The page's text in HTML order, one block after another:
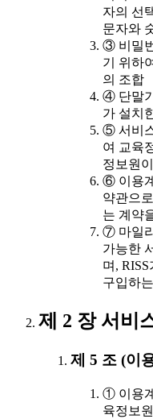
자의 선
문자와
③ 비밀
기 위하
의 조합
④ 단말
가 설치
⑤ 서비
여 교육
정보원
⑥ 이용
약관으
는 계약
⑦ 마일
가능한
며,
구입하
제 2 장 서비
제 5 조 (이
① 이용
육정보